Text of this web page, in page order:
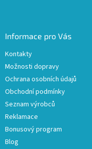
Informace pro Vás
Kontakty
Možnosti dopravy
Ochrana osobních údajů
Obchodní podmínky
Seznam výrobců
Reklamace
Bonusový program
Blog